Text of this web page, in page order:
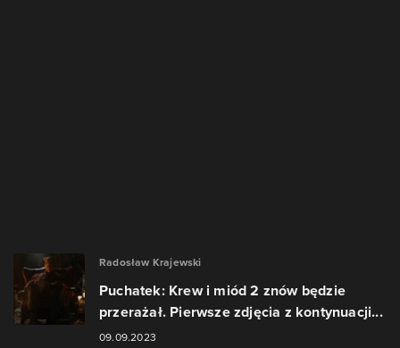
Radosław Krajewski
Puchatek: Krew i miód 2 znów będzie
przerażał. Pierwsze zdjęcia z kontynuacji...
09.09.2023